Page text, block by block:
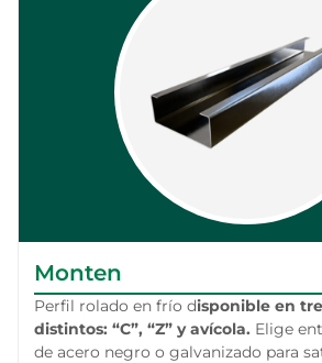
Monten
Perfil rolado en frío disponible en
distintos: “C”, “Z” y avícola. Elige
de acero negro o galvanizado para